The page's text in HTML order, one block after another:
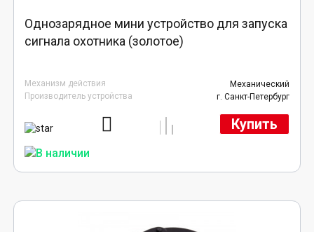
Однозарядное мини устройство для запуска
сигнала охотника (золотое)
Механизм действия
Механический
Производитель устройства
г. Санкт-Петербург
Купить